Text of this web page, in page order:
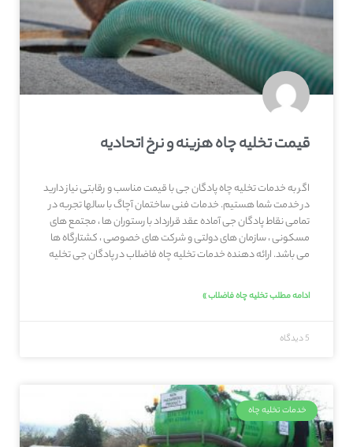
قیمت تخلیه چاه هزینه و نرخ اتحادیه
اگر به خدمات تخلیه چاه پادگان جی با قیمت مناسب و رقابتی نیاز دارید
در خدمت شما هستیم. خدمات فنی ساختمان آچاگ با سالها تجربه در
تمامی نقاط پادگان جی آماده عقد قرارداد با رستوران ها ، مجتمع های
مسکونی ، سازمان های دولتی و شرکت های خصوصی ، کشتارگاه ها
می باشد. ارائه دهنده خدمات تخلیه چاه فاضلاب در پادگان جی تخلیه
ادامه مطلب تخلیه چاه فاضلاب »
5 دیدگاه
خدمات تخلیه چاه